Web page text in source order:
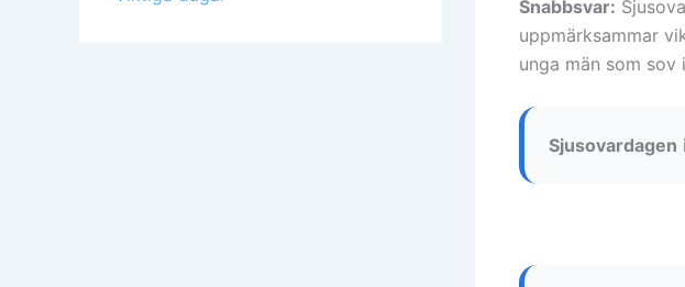
Snabbsvar:
uppmärksammar
unga män som sov
Sjusovardagen